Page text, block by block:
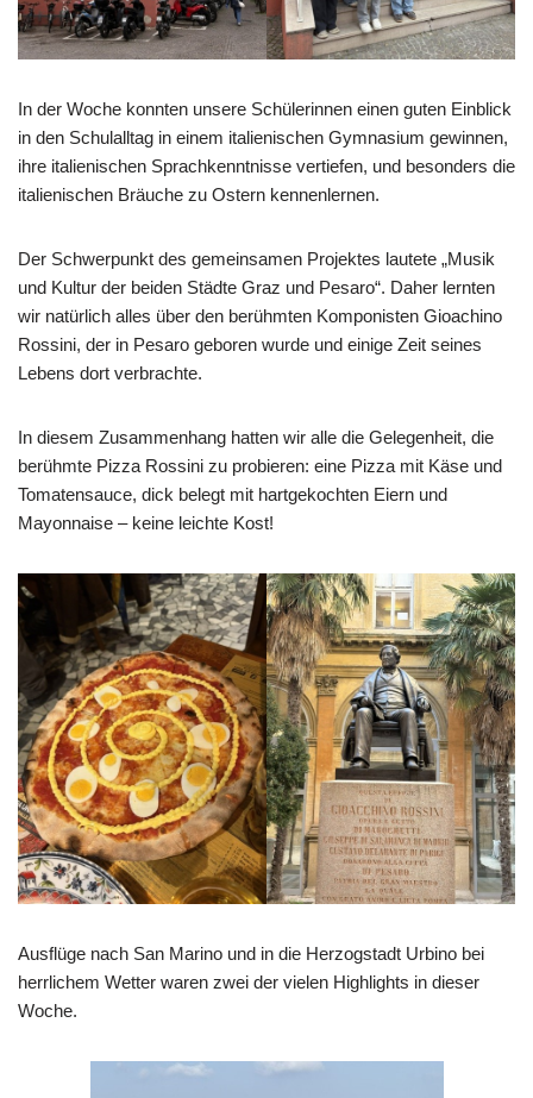
In der Woche konnten unsere Schülerinnen einen guten Einblick
in den Schulalltag in einem italienischen Gymnasium gewinnen,
ihre italienischen Sprachkenntnisse vertiefen, und besonders die
italienischen Bräuche zu Ostern kennenlernen.
Der Schwerpunkt des gemeinsamen Projektes lautete „Musik
und Kultur der beiden Städte Graz und Pesaro“. Daher lernten
wir natürlich alles über den berühmten Komponisten Gioachino
Rossini, der in Pesaro geboren wurde und einige Zeit seines
Lebens dort verbrachte.
In diesem Zusammenhang hatten wir alle die Gelegenheit, die
berühmte Pizza Rossini zu probieren: eine Pizza mit Käse und
Tomatensauce, dick belegt mit hartgekochten Eiern und
Mayonnaise – keine leichte Kost!
Ausflüge nach San Marino und in die Herzogstadt Urbino bei
herrlichem Wetter waren zwei der vielen Highlights in dieser
Woche.